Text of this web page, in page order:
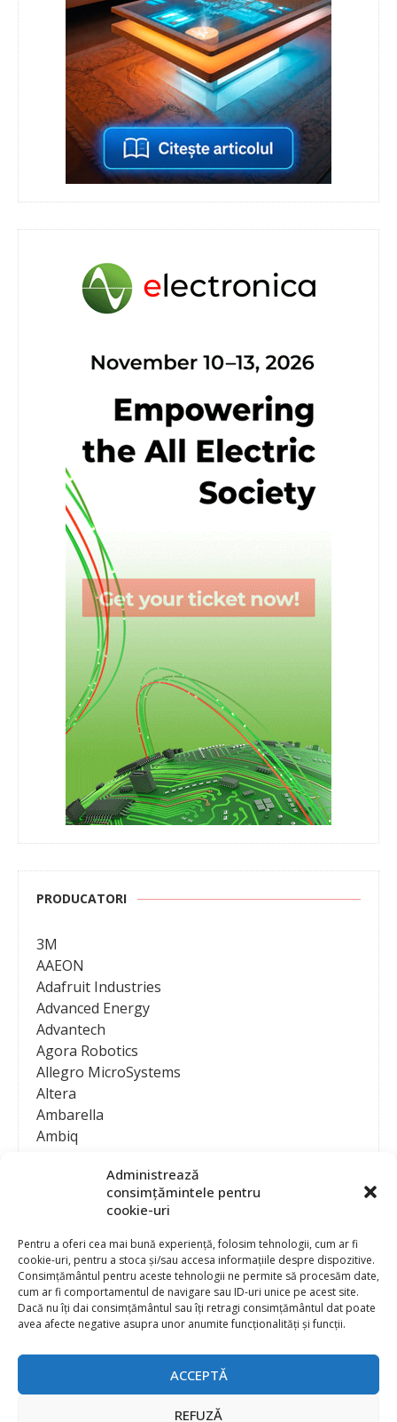
Administrează
consimțămintele pentru
cookie-uri
Pentru a oferi cea mai bună experiență, folosim tehnologii, cum ar fi
cookie-uri, pentru a stoca și/sau accesa informațiile despre dispozitive.
Consimțământul pentru aceste tehnologii ne permite să procesăm date,
cum ar fi comportamentul de navigare sau ID-uri unice pe acest site.
Dacă nu îți dai consimțământul sau îți retragi consimțământul dat poate
avea afecte negative asupra unor anumite funcționalități și funcții.
ACCEPTĂ
REFUZĂ
PRODUCATORI
3M
AAEON
Adafruit Industries
Advanced Energy
Advantech
Agora Robotics
Allegro MicroSystems
Altera
Ambarella
Ambiq
Analog Devices
Anritsu Corporation
Ansys
APS
Arduino
Arm
Asentics
ASM
ATEN International
Contact
Publicitate
Abonament la revista “Electronica Azi”